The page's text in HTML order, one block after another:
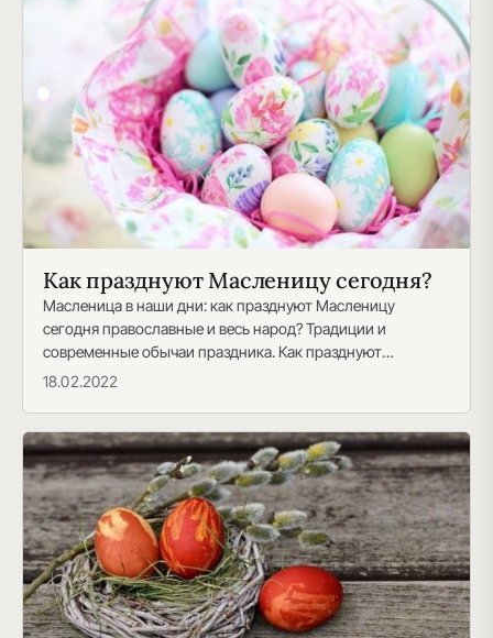
Как празднуют Масленицу сегодня?
Масленица в наши дни: как празднуют Масленицу
сегодня православные и весь народ? Традиции и
современные обычаи праздника. Как празднуют
Масленицу в наши…
18.02.2022